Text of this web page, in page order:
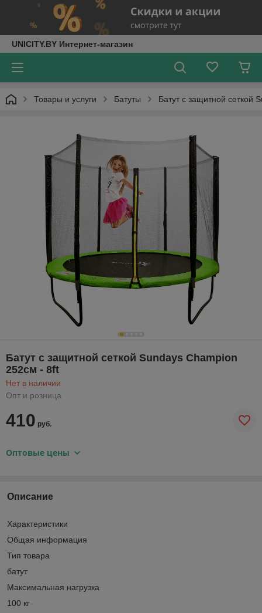
UNICITY.BY Интернет-магазин
Товары и услуги Батуты Батут с защитной сеткой
Батут с защитной сеткой Sundays Champion
252см - 8ft
Нет в наличии
Опт и розница
410 руб.
Оптовые цены
Описание
Характеристики
Общая информация
Тип товара
батут
Максимальная нагрузка
100 кг